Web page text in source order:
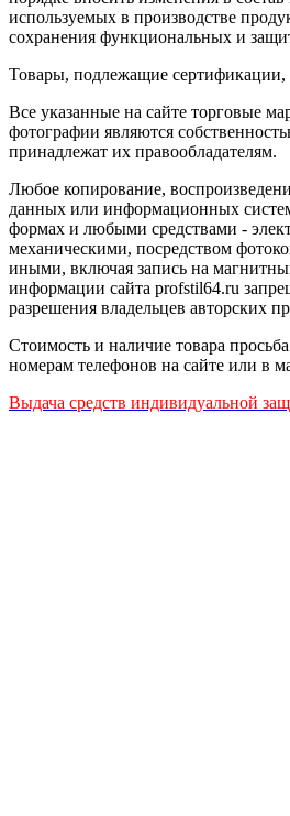
используемых в производстве
сохранения функциональных и
Товары, подлежащие
Все указанные на сайте торговые
фотографии являются
принадлежат их правообладателям.
Любое копирование,
данных или информационных
формах и любыми средствами -
механическими, посредством
иными, включая запись на
информации сайта profstil64.ru
разрешения владельцев авторских
Стоимость и наличие товара
номерам телефонов на сайте или в
Выдача средств индивидуальной